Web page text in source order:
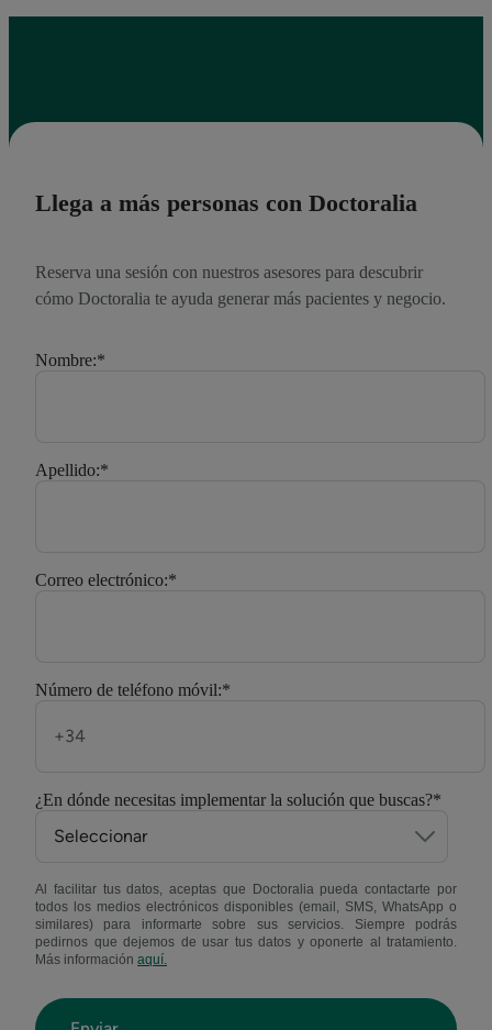
Llega a más personas con Doctoralia
Reserva una sesión con nuestros asesores para descubrir
cómo Doctoralia te ayuda generar más pacientes y negocio.
Nombre:*
Apellido:*
Correo electrónico:*
Número de teléfono móvil:*
¿En dónde necesitas implementar la solución que buscas?*
Al facilitar tus datos, aceptas que Doctoralia pueda contactarte por
todos los medios electrónicos disponibles (email, SMS, WhatsApp o
similares) para informarte sobre sus servicios. Siempre podrás
pedirnos que dejemos de usar tus datos y oponerte al tratamiento.
Más información aquí.